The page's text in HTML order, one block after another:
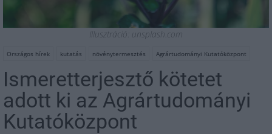
Illusztráció: unsplash.com
Országos hírek kutatás növénytermesztés Agrártudományi Kutatóközpont
Ismeretterjesztő kötetet
adott ki az Agrártudományi
Kutatóközpont